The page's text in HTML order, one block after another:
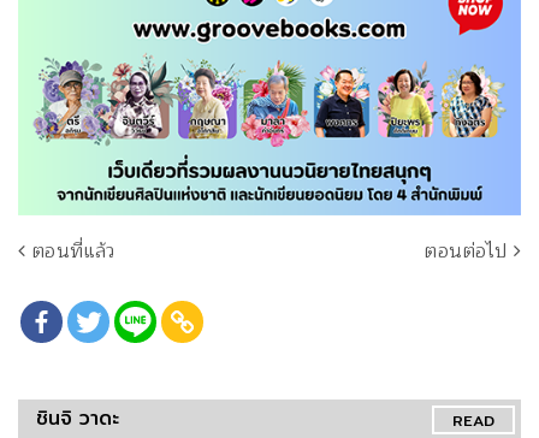
ตอนที่แล้ว ตอนต่อไป
READ
ชินจิ วาดะ